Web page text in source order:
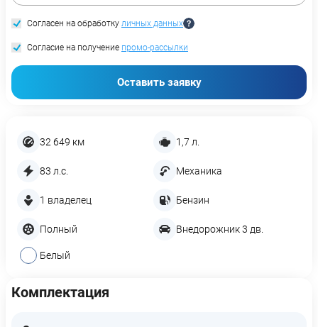
32 649 км 1,7 л.
83 л.с. Механика
1 владелец Бензин
Полный Внедорожник 3 дв.
Белый
Комплектация
Согласен на обработку личных данных
Согласие на получение промо-рассылки
Оставить заявку